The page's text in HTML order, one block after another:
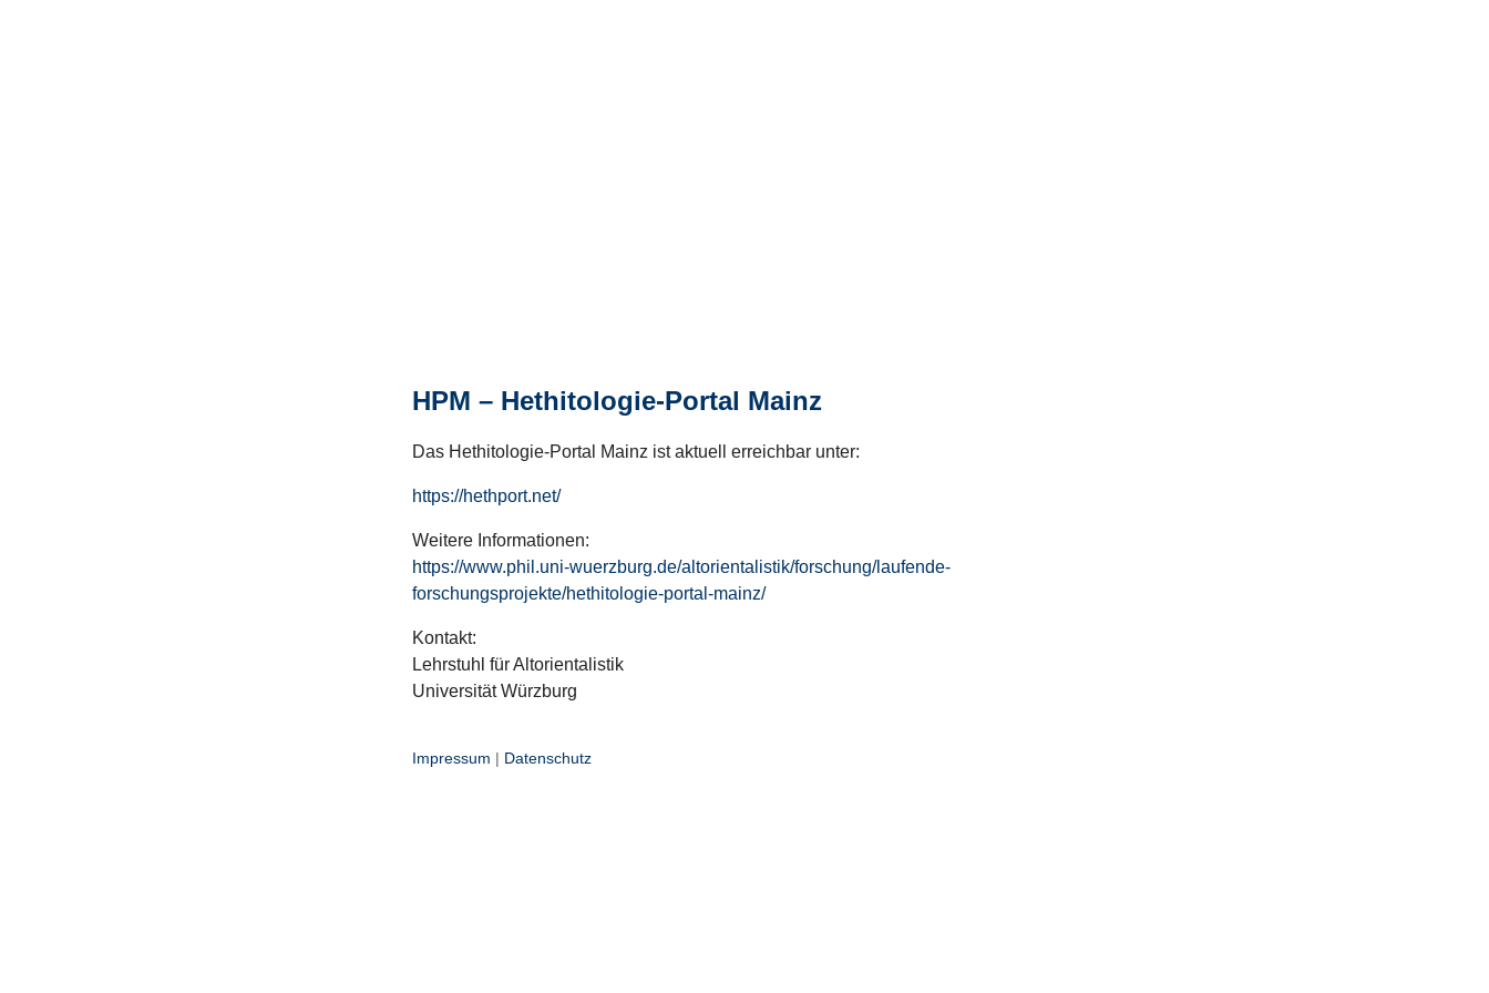
HPM – Hethitologie-Portal Mainz
Das Hethitologie-Portal Mainz ist aktuell erreichbar unter:
https://hethport.net/
Weitere Informationen:
https://www.phil.uni-wuerzburg.de/altorientalistik/forschung/laufende-
forschungsprojekte/hethitologie-portal-mainz/
Kontakt:
Lehrstuhl für Altorientalistik
Universität Würzburg
Impressum | Datenschutz